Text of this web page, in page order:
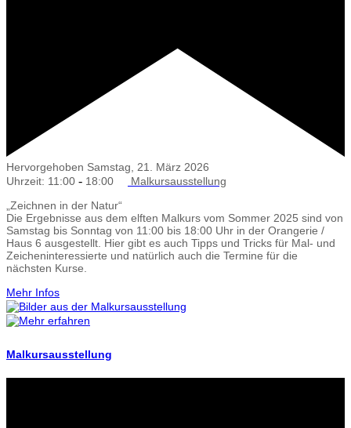
Hervorgehoben Samstag, 21. März 2026
Uhrzeit: 11:00 - 18:00
Malkursausstellung
„Zeichnen in der Natur“
Die Ergebnisse aus dem elften Malkurs vom Sommer 2025 sind von
Samstag bis Sonntag von 11:00 bis 18:00 Uhr in der Orangerie /
Haus 6 ausgestellt. Hier gibt es auch Tipps und Tricks für Mal- und
Zeicheninteressierte und natürlich auch die Termine für die
nächsten Kurse.
Mehr Infos
Malkursausstellung